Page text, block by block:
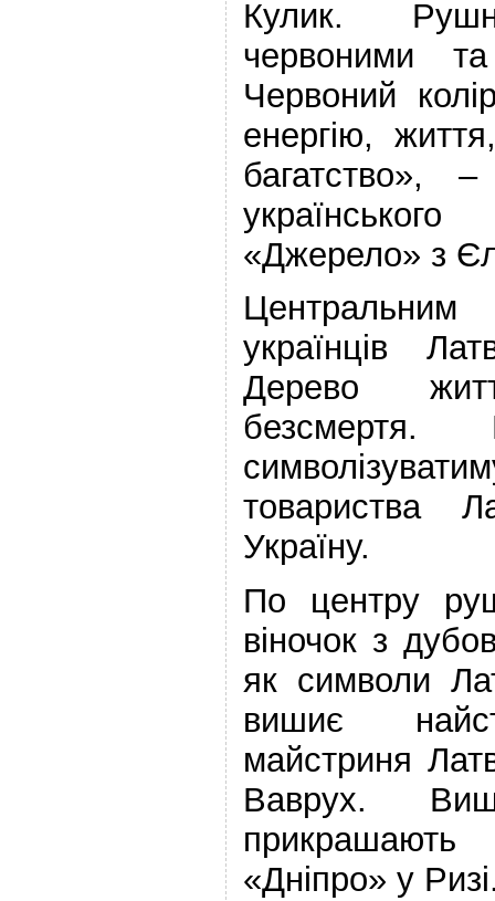
Кулик.
червоними
Червоний
енергію,
багатство», –
українського
«Джерело» з
українців
Дерево
товариства
Україну.
По центру
віночок з
як символи
вишиє
майстриня
Ваврух.
«Дніпро» у